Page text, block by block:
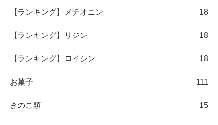
【ランキング】メチオニン 18
【ランキング】リジン 18
【ランキング】ロイシン 18
お菓子 111
きのこ類 15